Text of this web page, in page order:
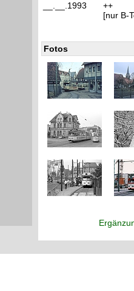
__.__.1993
++
[nur B-
Fotos